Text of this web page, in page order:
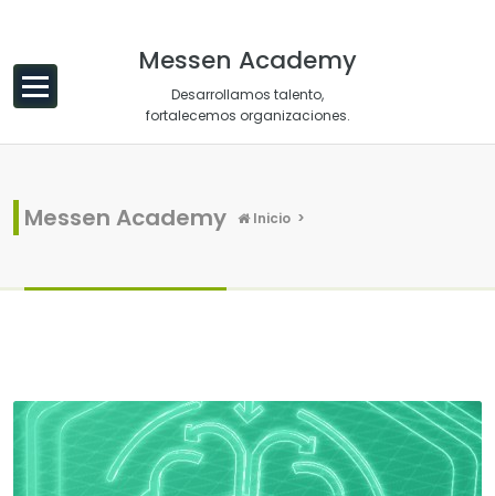
Messen Academy
Desarrollamos talento,
fortalecemos organizaciones.
Messen Academy Inicio >